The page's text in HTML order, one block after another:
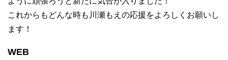
これからもどんな時も川瀬もえの応援をよろしくお願いし
ます！
WEB